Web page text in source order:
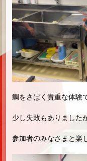
鯛をさばく貴重な体験
少し失敗もありました
参加者のみなさまと楽